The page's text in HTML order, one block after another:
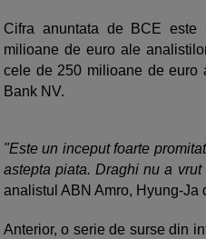
Cifra anuntata de BCE este
milioane de euro ale
cele de 250 milioane de euro
Bank NV.
"Este un inceput foarte
astepta piata. Draghi nu a
analistul ABN Amro, Hyung-Ja
Anterior, o serie de surse din